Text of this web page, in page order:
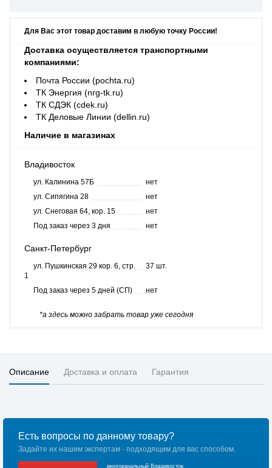
Для Вас этот товар доставим в любую точку России!
Доставка осуществляется транспортными
компаниями:
Почта России (pochta.ru)
ТК Энергия (nrg-tk.ru)
ТК СДЭК (cdek.ru)
ТК Деловые Линии (dellin.ru)
Наличие в магазинах
Владивосток
ул. Калинина 57Б
нет
ул. Сипягина 28
нет
ул. Снеговая 64, кор. 15
нет
Под заказ через 3 дня
нет
Санкт-Петербург
ул. Пушкинская 29 кор. 6, стр.
1
37 шт.
Под заказ через 5 дней (СП) нет
*а здесь можно забрать товар уже сегодня
Описание Доставка и оплата Гарантия
Есть вопросы по данному товару?
Задайте их нашим экспертам - подходящим для вас способом.
многоканальный Владивосток